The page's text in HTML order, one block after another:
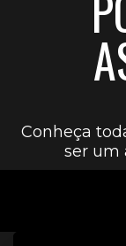
Conheça
ser um